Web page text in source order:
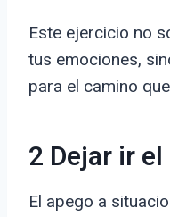
Este ejercicio no
tus emociones,
para el camino
2 Dejar ir
El apego a